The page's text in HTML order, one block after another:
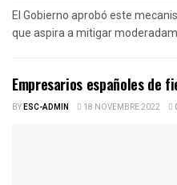
El Gobierno aprobó este
que aspira a mitigar
Empresarios españoles de
BYESC-ADMIN 18 NOVEMBRE 2022